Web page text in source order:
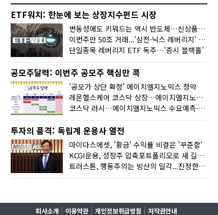
ETF워치: 한눈에 보는 상장지수펀드 시장
변동성에도 키워드는 역시 반도체…신상품은 우주·방산
이번주만 50조 거래...'삼전·닉스 레버리지' 수익률은 -30%
단일종목 레버리지 ETF 독주…'증시 블랙홀'
공모주달력: 이번주 공모주 핵심만 콕
'공모가 상단 확정' 에이치엘지노믹스 청약
레몬헬스케어 코스닥 상장…에이치엘지노믹스 수요예측
코스닥 러시…에이치엘지노믹스 수요예측·레메디 청약
투자의 품격: 독립계 운용사 열전
마이다스에셋, '황금' 수익률 비결은 '꾸준함'
KCGI운용, 성장주 압축포트폴리오로 새 길을 그리다
트러스톤, 행동주의는 빙산의 일각...진정한 힘은 '주식형 강자'
회사소개 이용약관 개인정보취급방침 저작권안내